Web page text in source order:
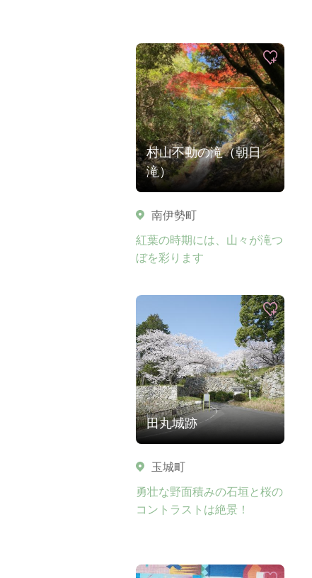
村山不動の滝（朝日
滝）
南伊勢町
紅葉の時期には、山々が滝つ
ぼを彩ります
田丸城跡
玉城町
勇壮な野面積みの石垣と桜の
コントラストは絶景！